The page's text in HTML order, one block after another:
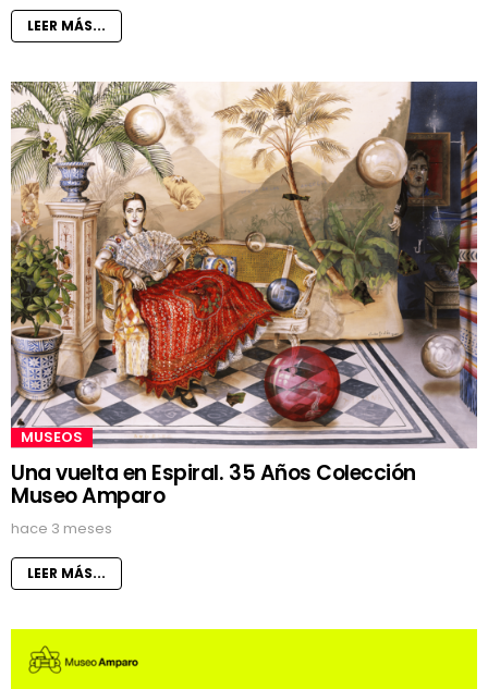
LEER MÁS...
MUSEOS
Una vuelta en Espiral. 35 Años Colección
Museo Amparo
hace 3 meses
LEER MÁS...